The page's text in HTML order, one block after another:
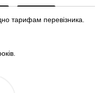
тарифам перевізника.